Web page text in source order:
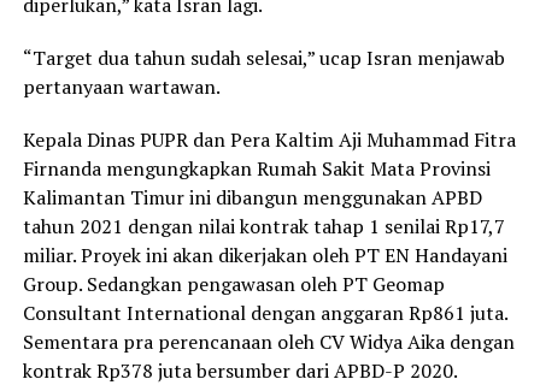
“Target dua tahun sudah selesai,” ucap Isran menjawab
pertanyaan wartawan.
Kepala Dinas PUPR dan Pera Kaltim Aji Muhammad Fitra
Firnanda mengungkapkan Rumah Sakit Mata Provinsi
Kalimantan Timur ini dibangun menggunakan APBD
tahun 2021 dengan nilai kontrak tahap 1 senilai Rp17,7
miliar. Proyek ini akan dikerjakan oleh PT EN Handayani
Group. Sedangkan pengawasan oleh PT Geomap
Consultant International dengan anggaran Rp861 juta.
Sementara pra perencanaan oleh CV Widya Aika dengan
kontrak Rp378 juta bersumber dari APBD-P 2020.